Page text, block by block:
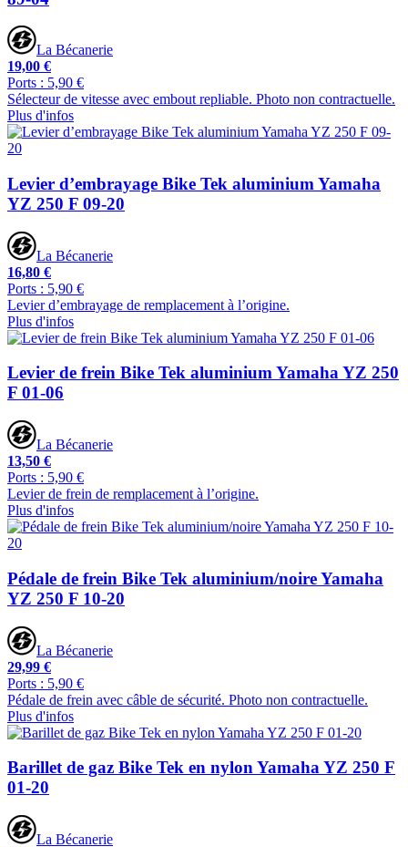
La Bécanerie
19,00 €
Ports : 5,90 €
Sélecteur de vitesse avec embout repliable. Photo non contractuelle.
Plus d'infos
Levier d’embrayage Bike Tek aluminium Yamaha
YZ 250 F 09-20
La Bécanerie
16,80 €
Ports : 5,90 €
Levier d’embrayage de remplacement à l’origine.
Plus d'infos
Levier de frein Bike Tek aluminium Yamaha YZ 250
F 01-06
La Bécanerie
13,50 €
Ports : 5,90 €
Levier de frein de remplacement à l’origine.
Plus d'infos
Pédale de frein Bike Tek aluminium/noire Yamaha
YZ 250 F 10-20
La Bécanerie
29,99 €
Ports : 5,90 €
Pédale de frein avec câble de sécurité. Photo non contractuelle.
Plus d'infos
Barillet de gaz Bike Tek en nylon Yamaha YZ 250 F
01-20
La Bécanerie